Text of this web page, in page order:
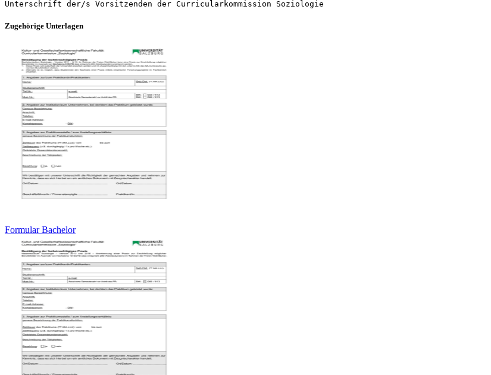
Zugehörige Unterlagen
Formular Bachelor